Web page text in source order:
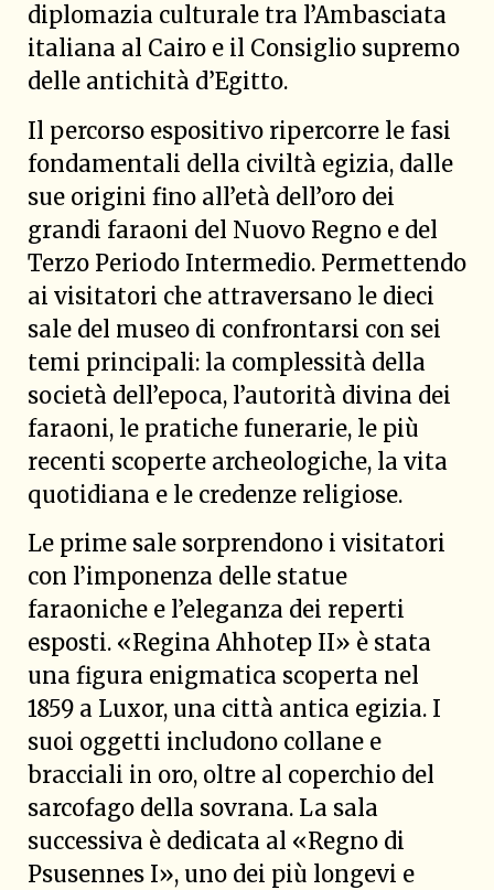
diplomazia culturale tra l’Ambasciata
italiana al Cairo e il Consiglio supremo
delle antichità d’Egitto.
Il percorso espositivo ripercorre le fasi
fondamentali della civiltà egizia, dalle
sue origini fino all’età dell’oro dei
grandi faraoni del Nuovo Regno e del
Terzo Periodo Intermedio. Permettendo
ai visitatori che attraversano le dieci
sale del museo di confrontarsi con sei
temi principali: la complessità della
società dell’epoca, l’autorità divina dei
faraoni, le pratiche funerarie, le più
recenti scoperte archeologiche, la vita
quotidiana e le credenze religiose.
Le prime sale sorprendono i visitatori
con l’imponenza delle statue
faraoniche e l’eleganza dei reperti
esposti. «Regina Ahhotep II» è stata
una figura enigmatica scoperta nel
1859 a Luxor, una città antica egizia. I
suoi oggetti includono collane e
bracciali in oro, oltre al coperchio del
sarcofago della sovrana. La sala
successiva è dedicata al «Regno di
Psusennes I», uno dei più longevi e